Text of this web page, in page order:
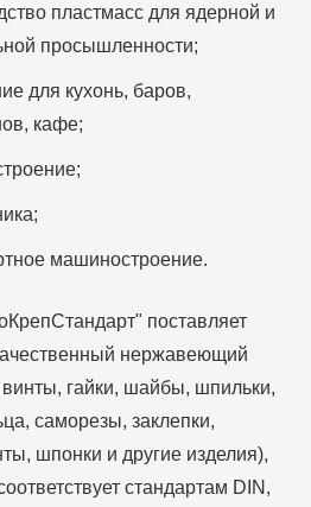
пластмасс для ядерной и
просышленности;
для кухонь, баров,
кафе;
машиностроение.
поставляет
нержавеющий
гайки, шайбы, шпильки,
саморезы, заклепки,
шпонки и другие изделия),
стандартам DIN,